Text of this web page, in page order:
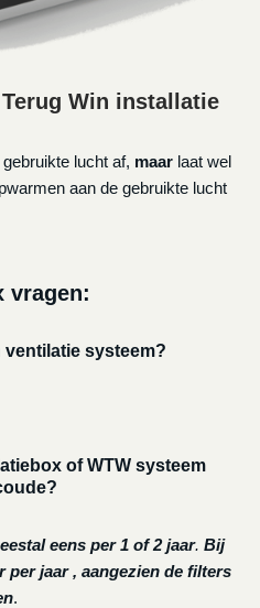
Win installatie
lucht af, maar laat wel
aan de gebruikte lucht
vragen:
ventilatie systeem?
of WTW systeem
eens per 1 of 2 jaar. Bij
per jaar , aangezien de filters
.